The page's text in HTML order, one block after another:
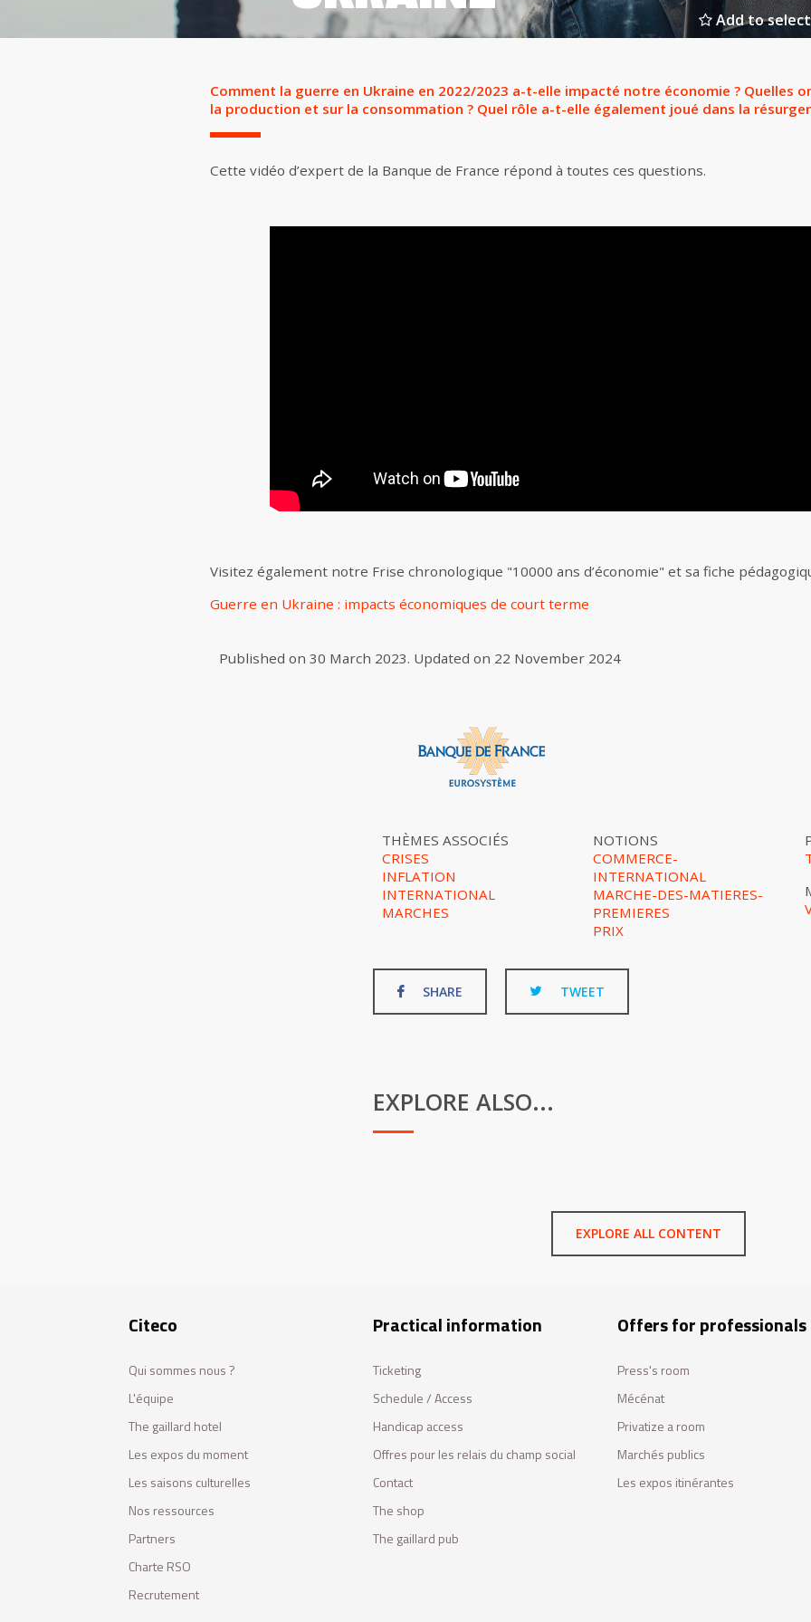
Add to
Comment la guerre en Ukraine en 2022/2023 a-t-elle impacté notre économie ? Quelles
la production et sur la consommation ? Quel rôle a-t-elle également joué dans la
Cette vidéo d’expert de la Banque de France répond à toutes ces questions.
Visitez également notre Frise chronologique "10000 ans d’économie" et sa fiche
Guerre en Ukraine : impacts économiques de court terme
Published on 30 March 2023. Updated on 22 November 2024
THÈMES ASSOCIÉS
CRISES
INFLATION
INTERNATIONAL
MARCHES
NOTIONS
COMMERCE-
INTERNATIONAL
MARCHE-DES-MATIERES-
PREMIERES
PRIX
SHARE TWEET
EXPLORE ALSO...
EXPLORE ALL CONTENT
Citeco
Qui sommes nous ?
L'équipe
The gaillard hotel
Les expos du moment
Les saisons culturelles
Nos ressources
Partners
Charte RSO
Recrutement
Practical information
Ticketing
Schedule / Access
Handicap access
Offres pour les relais du champ social
Contact
The shop
The gaillard pub
Offers for professionals
Press's room
Mécénat
Privatize a room
Marchés publics
Les expos itinérantes